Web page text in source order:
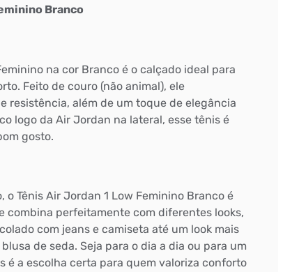
Branco
na cor Branco é o calçado ideal para
Feito de couro (não animal), ele
resistência, além de um toque de elegância
logo da Air Jordan na lateral, esse tênis é
gosto.
o Tênis Air Jordan 1 Low Feminino Branco é
combina perfeitamente com diferentes looks,
com jeans e camiseta até um look mais
de seda. Seja para o dia a dia ou para um
é a escolha certa para quem valoriza conforto